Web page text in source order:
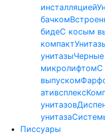
инсталляцией
бачком
бидеС косым
компакт
унитазы
микролифтом
выпуском
ативсплекс
унитазов
унитаза
Писсуары